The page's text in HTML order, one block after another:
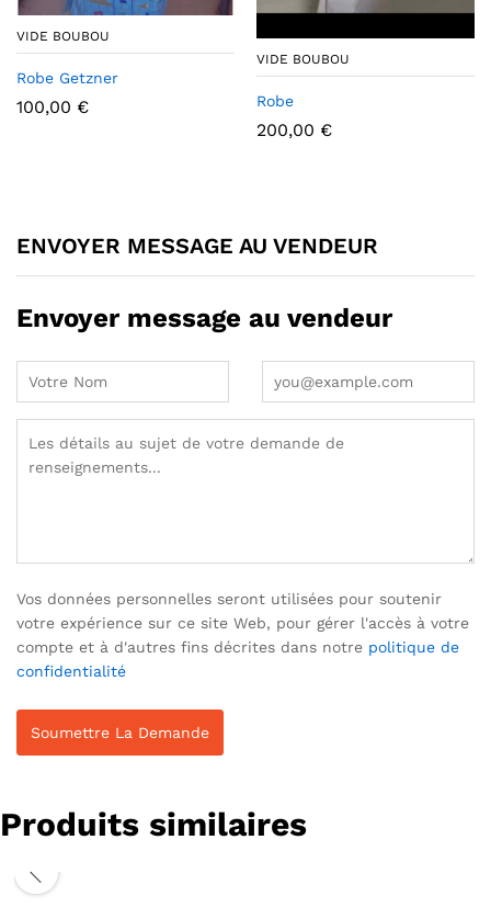
VIDE BOUBOU
Robe Getzner
100,00 €
VIDE BOUBOU
Robe
200,00 €
ENVOYER MESSAGE AU VENDEUR
Envoyer message au vendeur
Vos données personnelles seront utilisées pour soutenir
votre expérience sur ce site Web, pour gérer l'accès à votre
compte et à d'autres fins décrites dans notre politique de
confidentialité
Produits similaires